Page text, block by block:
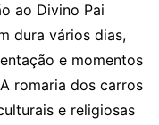
ao Divino Pai
dura vários dias,
e momentos
romaria dos carros
e religiosas